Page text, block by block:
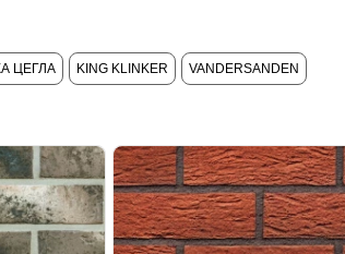
ЦЕГЛА KING KLINKER VANDERSANDEN